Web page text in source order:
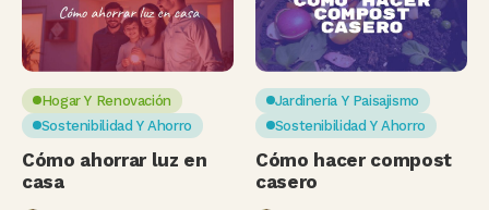
Hogar Y Renovación
Sostenibilidad Y Ahorro
Cómo ahorrar luz en
casa
Jardinería Y Paisajismo
Sostenibilidad Y Ahorro
Cómo hacer compost
casero